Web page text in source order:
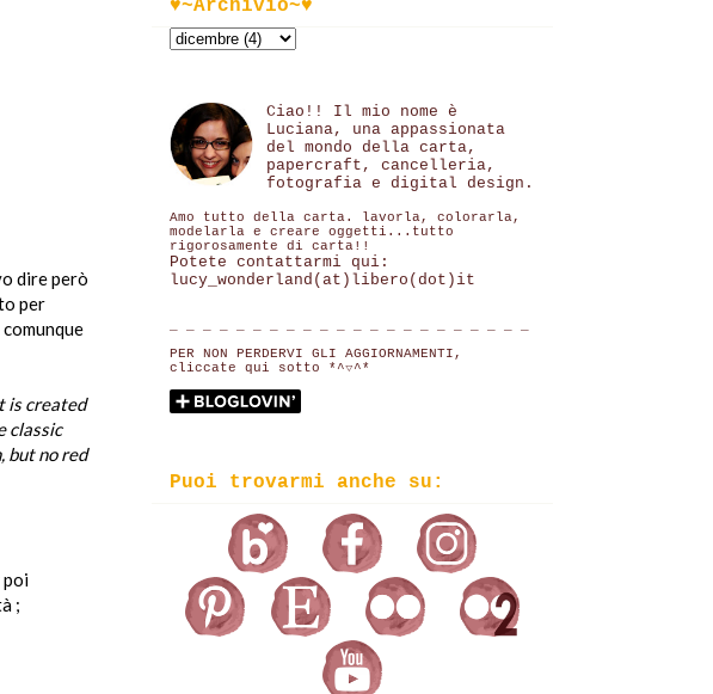
dire però
per
is created
classic
but no red
poi
;
♥~Archivio~♥
Ciao!! Il mio nome è
Luciana, una appassionata
del mondo della carta,
papercraft, cancelleria,
fotografia e digital design.
Amo tutto della carta. lavorla, colorarla,
modelarla e creare oggetti...tutto
rigorosamente di carta!!
Potete contattarmi qui:
lucy_wonderland(at)libero(dot)it
PER NON PERDERVI GLI AGGIORNAMENTI,
cliccate qui sotto *^▽^*
Puoi trovarmi anche su: